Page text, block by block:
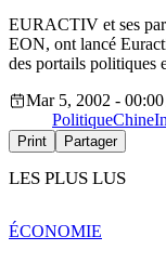
EURACTIV et ses
EON, ont lancé
des portails politiques
Mar 5, 2002 - 00:00
PolitiqueChine
Print Partager
LES PLUS LUS
ÉCONOMIE